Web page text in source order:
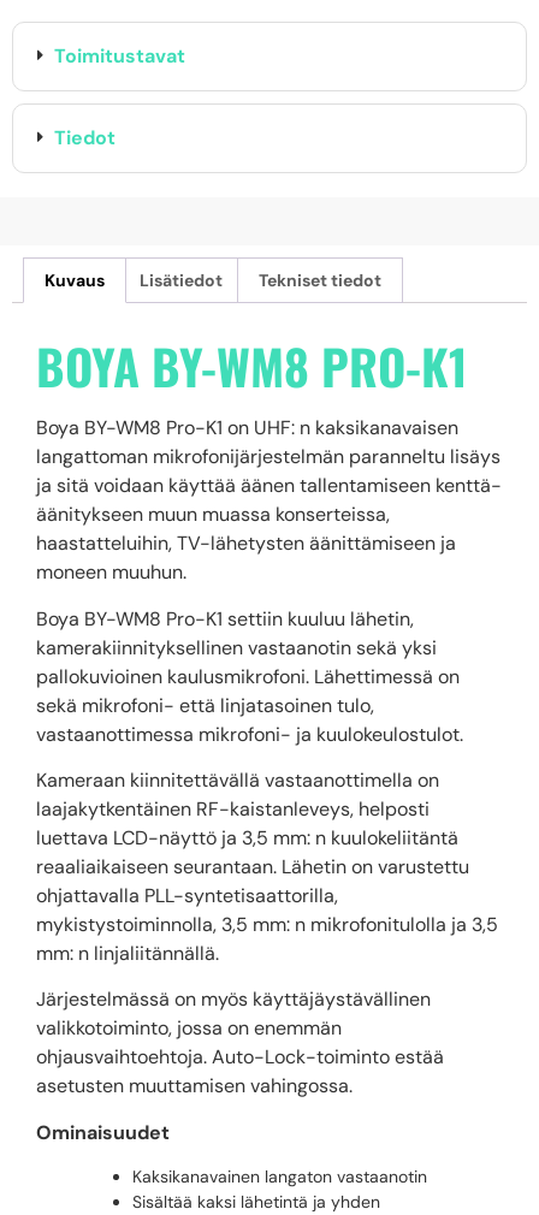
Toimitustavat
Tiedot
Kuvaus Lisätiedot Tekniset tiedot
BOYA BY-WM8 PRO-K1
Boya BY-WM8 Pro-K1 on UHF: n kaksikanavaisen
langattoman mikrofonijärjestelmän paranneltu lisäys
ja sitä voidaan käyttää äänen tallentamiseen kenttä-
äänitykseen muun muassa konserteissa,
haastatteluihin, TV-lähetysten äänittämiseen ja
moneen muuhun.
Boya BY-WM8 Pro-K1 settiin kuuluu lähetin,
kamerakiinnityksellinen vastaanotin sekä yksi
pallokuvioinen kaulusmikrofoni. Lähettimessä on
sekä mikrofoni- että linjatasoinen tulo,
vastaanottimessa mikrofoni- ja kuulokeulostulot.
Kameraan kiinnitettävällä vastaanottimella on
laajakytkentäinen RF-kaistanleveys, helposti
luettava LCD-näyttö ja 3,5 mm: n kuulokeliitäntä
reaaliaikaiseen seurantaan. Lähetin on varustettu
ohjattavalla PLL-syntetisaattorilla,
mykistystoiminnolla, 3,5 mm: n mikrofonitulolla ja 3,5
mm: n linjaliitännällä.
Järjestelmässä on myös käyttäjäystävällinen
valikkotoiminto, jossa on enemmän
ohjausvaihtoehtoja. Auto-Lock-toiminto estää
asetusten muuttamisen vahingossa.
Ominaisuudet
Kaksikanavainen langaton vastaanotin
Sisältää kaksi lähetintä ja yhden